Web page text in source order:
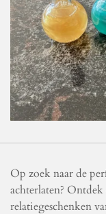
Op zoek naar de
achterlaten?
relatiegeschenken